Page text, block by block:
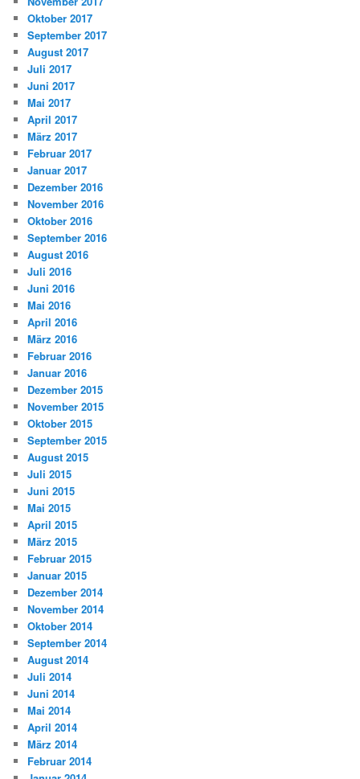
Oktober 2017
September 2017
August 2017
Juli 2017
Juni 2017
Mai 2017
April 2017
März 2017
Februar 2017
Januar 2017
Dezember 2016
November 2016
Oktober 2016
September 2016
August 2016
Juli 2016
Juni 2016
Mai 2016
April 2016
März 2016
Februar 2016
Januar 2016
Dezember 2015
November 2015
Oktober 2015
September 2015
August 2015
Juli 2015
Juni 2015
Mai 2015
April 2015
März 2015
Februar 2015
Januar 2015
Dezember 2014
November 2014
Oktober 2014
September 2014
August 2014
Juli 2014
Juni 2014
Mai 2014
April 2014
März 2014
Februar 2014